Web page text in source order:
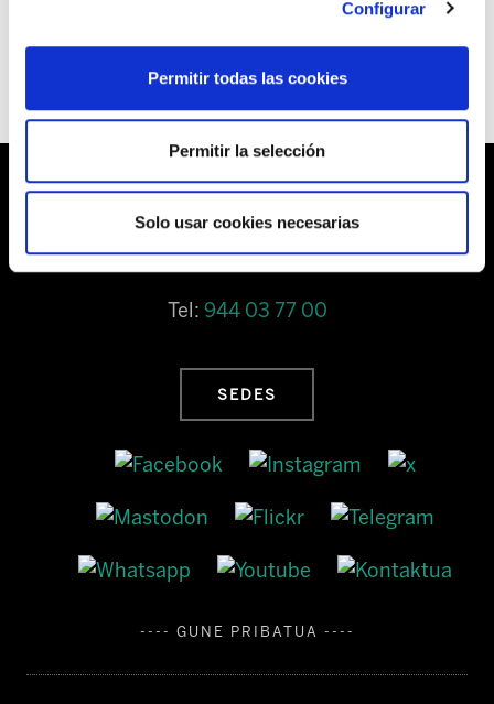
Configurar
Permitir todas las cookies
Permitir la selección
Solo usar cookies necesarias
Barrainkua, 13 48009 BILBO
Tel: 944 03 77 00
SEDES
---- GUNE PRIBATUA ----